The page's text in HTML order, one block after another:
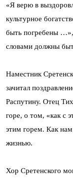
«Я верю в
культурное
быть погребены
словами должны
Наместник
зачитал
Распутину. Отец
горе, о том, «как с
этим горем. Как
жизнью.
Хор Сретенского